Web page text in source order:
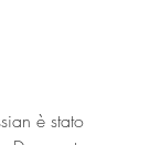
è stato